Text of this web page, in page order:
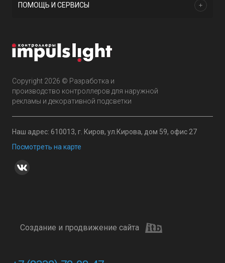
Copyright 2026 © Разработка и
производство контроллеров для наружной
рекламы и декоративной подсветки
Наш адрес: 610013, г. Киров, ул.Кирова, дом 59, офис 27
Посмотреть на карте
Создание и продвижение сайта
ПОМОЩЬ И СЕРВИСЫ